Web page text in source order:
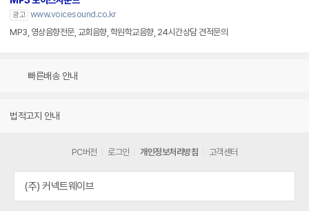
광고 www.voicesound.co.kr
MP3, 영상음향전문, 교회음향, 학원학교음향, 24시간상담 견적문의
빠른배송 안내
법적고지 안내
PC버전 로그인 개인정보처리방침 고객센터
(주) 커넥트웨이브